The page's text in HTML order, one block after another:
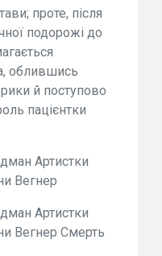
проте, після
подорожі до
облившись
й поступово
пацієнтки
Артистки
Вегнер
Артистки
Вегнер Смерть